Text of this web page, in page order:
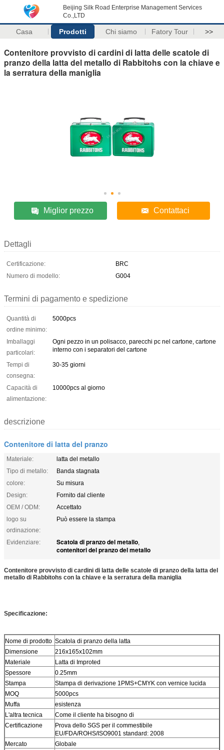
Beijing Silk Road Enterprise Management Services
Co.,LTD
Casa Prodotti Chi siamo Fatory Tour >>
Contenitore provvisto di cardini di latta delle scatole di
pranzo della latta del metallo di Rabbitohs con la chiave e
la serratura della maniglia
Miglior prezzo Contattaci
Dettagli
Certificazione:
BRC
Numero di modello:
G004
Termini di pagamento e spedizione
Quantità di
ordine minimo:
5000pcs
Imballaggi
particolari:
Ogni pezzo in un polisacco, parecchi pc nel cartone, cartone
interno con i separatori del cartone
Tempi di
consegna:
30-35 giorni
Capacità di
alimentazione:
10000pcs al giorno
descrizione
Contenitore di latta del pranzo
Materiale:
latta del metallo
Tipo di metallo:
Banda stagnata
colore:
Su misura
Design:
Fornito dal cliente
OEM / ODM:
Accettato
logo su
ordinazione:
Può essere la stampa
Evidenziare: Scatola di pranzo del metallo,
contenitori del pranzo del metallo
Contenitore provvisto di cardini di latta delle scatole di pranzo della latta del
metallo di Rabbitohs con la chiave e la serratura della maniglia
Specificazione:
Nome di prodotto Scatola di pranzo della latta
Dimensione
216x165x102mm
Materiale
Latta di Improted
Spessore
0.25mm
Stampa
Stampa di derivazione 1PMS+CMYK con vernice lucida
MOQ
5000pcs
Muffa
esistenza
L'altra tecnica
Come il cliente ha bisogno di
Certificazione
Prova dello SGS per il commestibile
EU/FDA/ROHS/ISO9001 standard: 2008
Mercato
Globale